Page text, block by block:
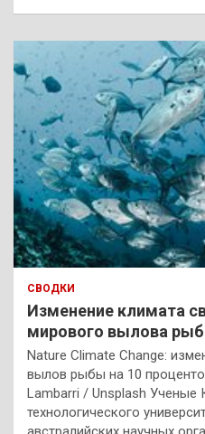
СВОДКИ
Изменение климата
мирового вылова
Nature Climate Change:
вылов рыбы на 10
Lambarri / Unsplash Ученые
технологического